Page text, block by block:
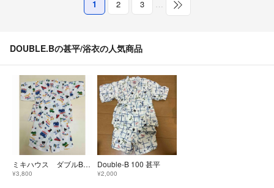
1 2 3 …
DOUBLE.Bの甚平/浴衣の人気商品
ミキハウス ダブルB 甚平 90
¥3,800
Double-B 100 甚平
¥2,000